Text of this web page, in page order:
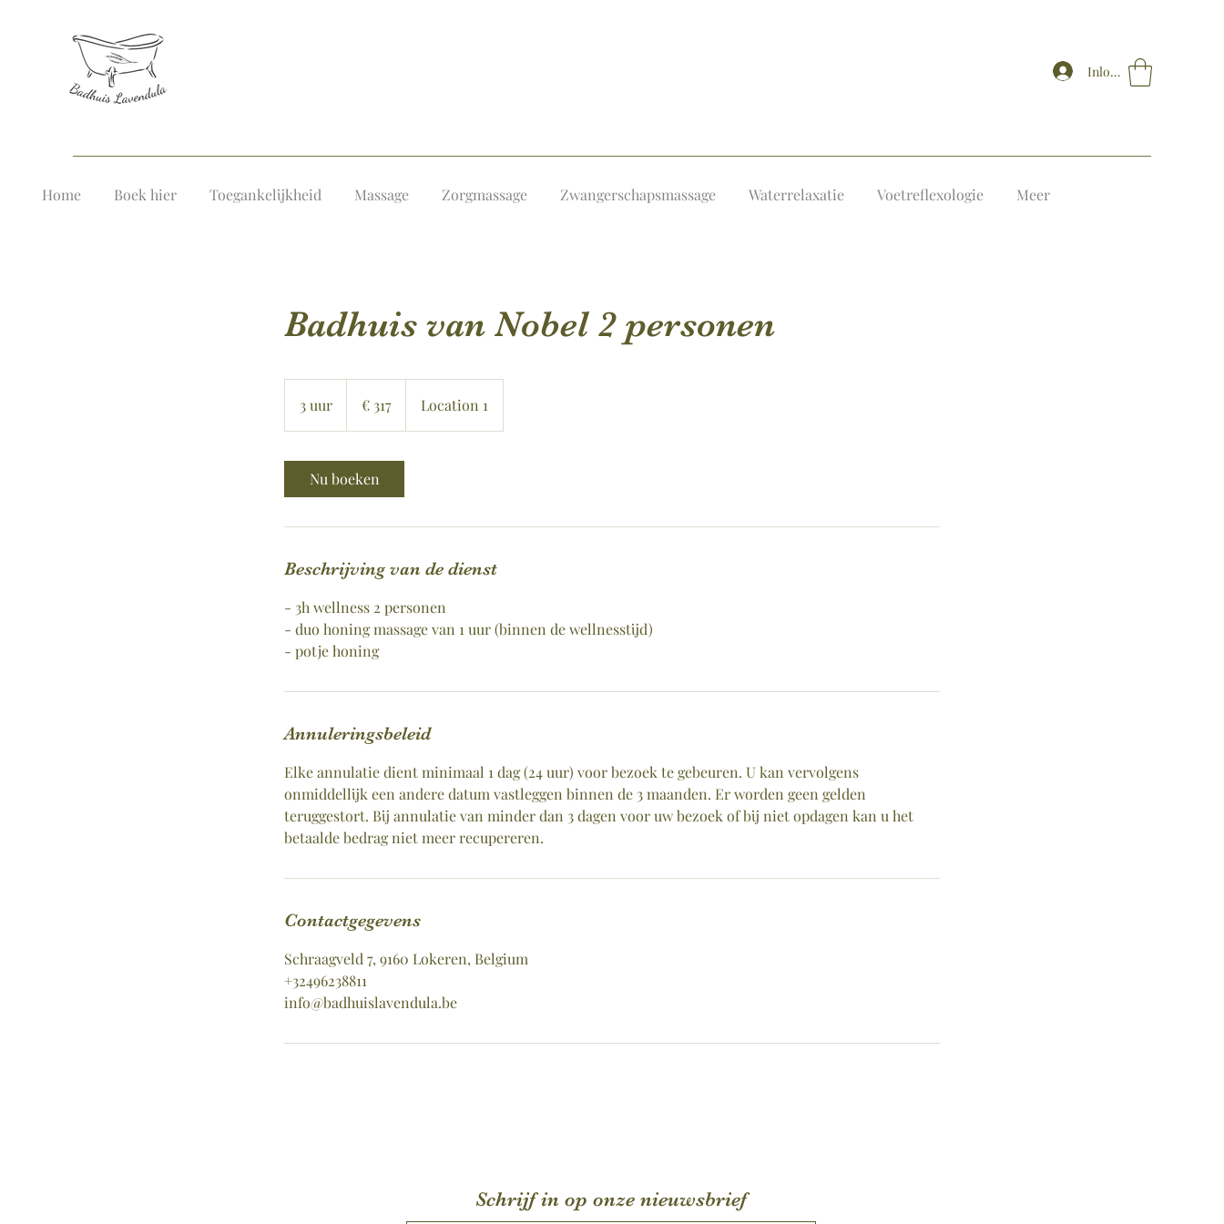
Inloggen
Home Boek hier Toegankelijkheid Massage Zorgmassage Zwangerschapsmassage Waterrelaxatie Voetreflexologie Meer
Badhuis van Nobel 2 personen
3 uur
u
r
€ 317 Location 1
Nu boeken
Beschrijving van de dienst
- 3h wellness 2 personen
- duo honing massage van 1 uur (binnen de wellnesstijd)
- potje honing
Annuleringsbeleid
Elke annulatie dient minimaal 1 dag (24 uur) voor bezoek te gebeuren. U kan vervolgens
onmiddellijk een andere datum vastleggen binnen de 3 maanden. Er worden geen gelden
teruggestort. Bij annulatie van minder dan 3 dagen voor uw bezoek of bij niet opdagen kan u het
betaalde bedrag niet meer recupereren.
Contactgegevens
Schraagveld 7, 9160 Lokeren, Belgium
+32496238811
info@badhuislavendula.be
Schrijf in op onze nieuwsbrief